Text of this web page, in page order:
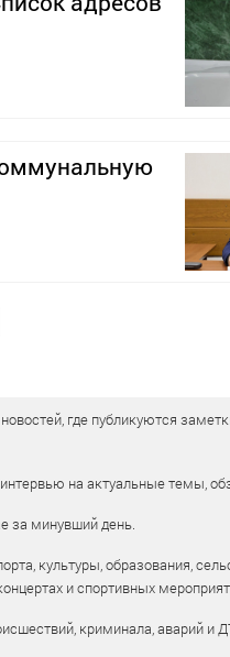
где публикуются
на актуальные темы,
за минувший день.
культуры, образования,
и спортивных
криминала, аварий и